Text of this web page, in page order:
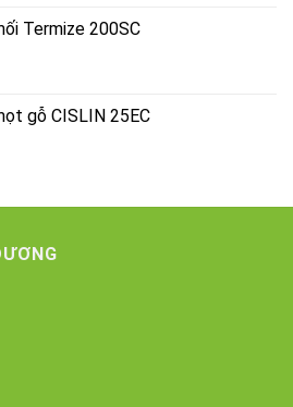
Termize 200SC
gỗ CISLIN 25EC